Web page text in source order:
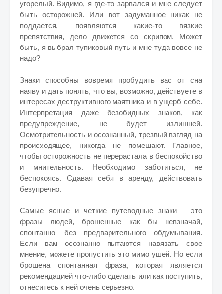
угорелый. Видимо, я где-то зарвался и мне следует
быть осторожней. Или вот задуманное никак не
поддается, появляются какие-то вязкие
препятствия, дело движется со скрипом. Может
быть, я выбрал тупиковый путь и мне туда вовсе не
надо?
Знаки способны вовремя пробудить вас от сна
наяву и дать понять, что вы, возможно, действуете в
интересах деструктивного маятника и в ущерб себе.
Интерпретация даже безобидных знаков, как
предупреждение, не будет излишней.
Осмотрительность и осознанный, трезвый взгляд на
происходящее, никогда не помешают. Главное,
чтобы осторожность не перерастала в беспокойство
и мнительность. Необходимо заботиться, не
беспокоясь. Сдавая себя в аренду, действовать
безупречно.
Самые ясные и четкие путеводные знаки – это
фразы людей, брошенные как бы невзначай,
спонтанно, без предварительного обдумывания.
Если вам осознанно пытаются навязать свое
мнение, можете пропустить это мимо ушей. Но если
брошена спонтанная фраза, которая является
рекомендацией что-либо сделать или как поступить,
отнеситесь к ней очень серьезно.